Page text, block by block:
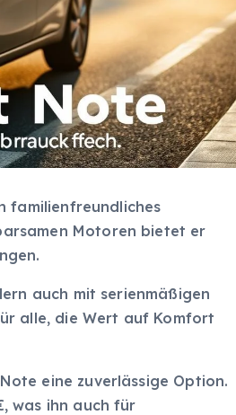
familienfreundliches
Motoren bietet er
auch mit serienmäßigen
alle, die Wert auf Komfort
eine zuverlässige Option.
was ihn auch für